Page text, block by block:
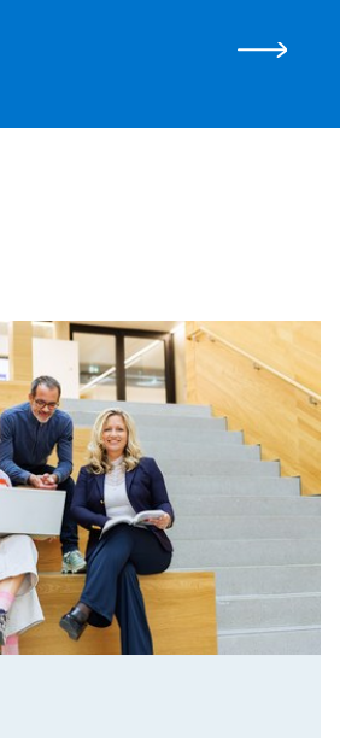
Virtuelle
Top-Arbeitgebern